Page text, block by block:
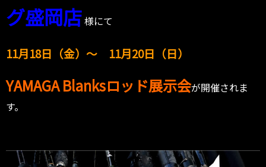
グ盛岡店様にて
11月18日（金）～ 11月20日（日）
YAMAGA Blanksロッド展示会が開催されま
す。